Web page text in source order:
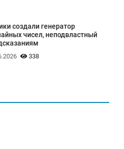
создали генератор
чисел, неподвластный
338